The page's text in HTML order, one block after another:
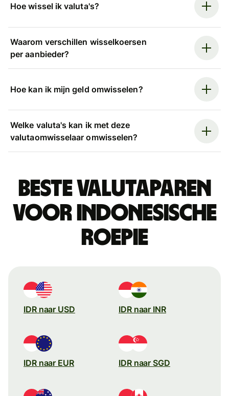
Hoe wissel ik valuta's?
Waarom verschillen wisselkoersen
per aanbieder?
Hoe kan ik mijn geld omwisselen?
Welke valuta's kan ik met deze
valutaomwisselaar omwisselen?
Beste valutaparen
voor Indonesische
roepie
IDR naar USD IDR naar INR
IDR naar EUR IDR naar SGD